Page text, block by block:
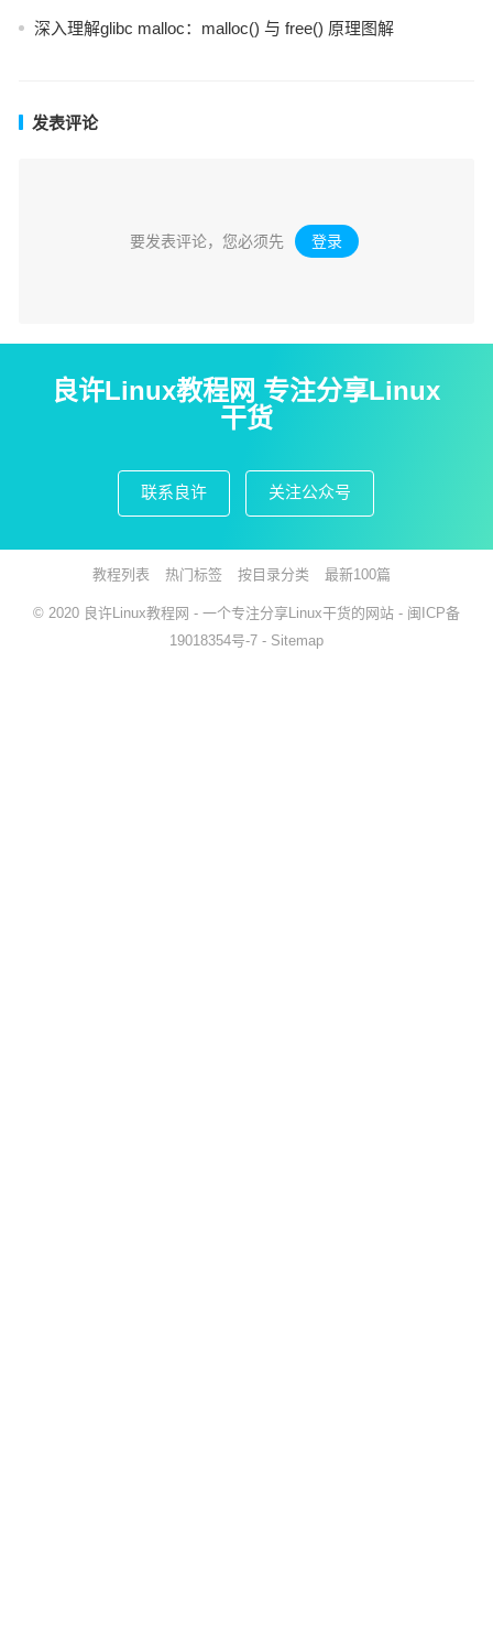
深入理解glibc malloc：malloc() 与 free() 原理图解
发表评论
要发表评论，您必须先 登录 。
良许Linux教程网 专注分享Linux
干货
联系良许 关注公众号
教程列表 热门标签 按目录分类 最新100篇
© 2020 良许Linux教程网 - 一个专注分享Linux干货的网站 - 闽ICP备
19018354号-7 - Sitemap